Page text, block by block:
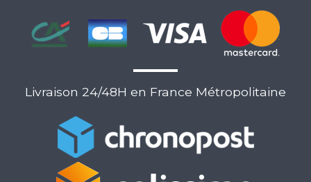
Livraison 24/48H en France Métropolitaine